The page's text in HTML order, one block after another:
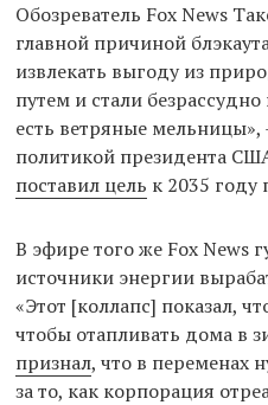
Обозреватель Fox News
главной причиной
извлекать выгоду из
путем и стали
есть ветряные мельницы»,
политикой президента
поставил цель к 2035 году
В эфире того же Fox News
источники энергии
«Этот [коллапс] показал,
чтобы отапливать дома в
признал, что в переменах
за то, как корпорация